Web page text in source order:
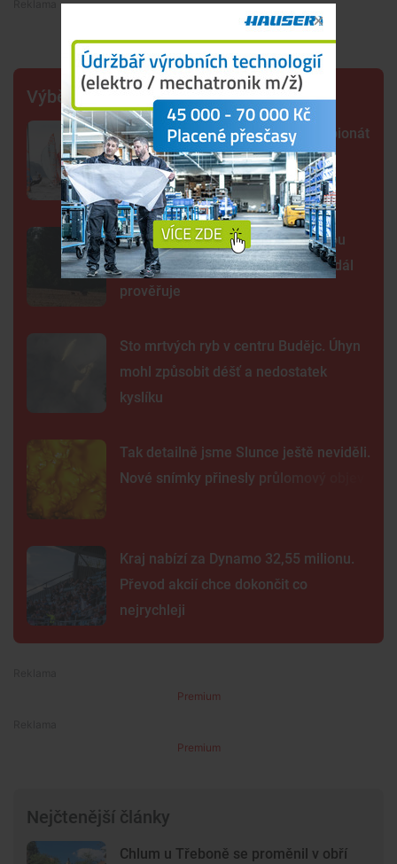
Výběr šéfredaktora
Lipno poprvé hostí evropský šampionát
jachtařů. Závodníci bojují hlavně s
počasím
Šelma na jihu Čech? Záběry mohou
zachycovat kočku, policie hlášení dál
prověřuje
Sto mrtvých ryb v centru Budějc. Úhyn
mohl způsobit déšť a nedostatek
kyslíku
Tak detailně jsme Slunce ještě neviděli.
Nové snímky přinesly průlomový objev
Kraj nabízí za Dynamo 32,55 milionu.
Převod akcií chce dokončit co
nejrychleji
Premium
Premium
Nejčtenější články
Chlum u Třeboně se proměnil v obří